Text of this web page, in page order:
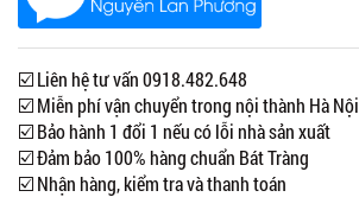
☑️ Liên hệ tư vấn 0918.482.648
☑️ Miễn phí vận chuyển trong nội thành Hà Nội
☑️ Bảo hành 1 đổi 1 nếu có lỗi nhà sản xuất
☑️ Đảm bảo 100% hàng chuẩn Bát Tràng
☑️ Nhận hàng, kiểm tra và thanh toán